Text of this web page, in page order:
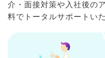
介・面接対策や入社後の
料でトータルサポートいた